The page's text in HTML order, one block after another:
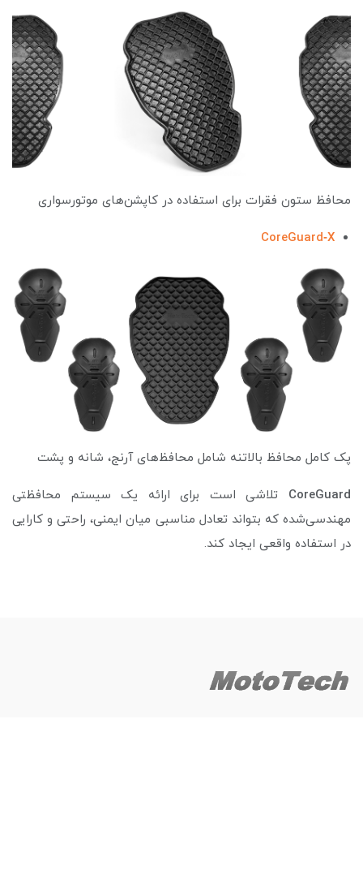
محافظ ستون فقرات برای استفاده در کاپشن‌های موتورسواری
CoreGuard‑X
پک کامل محافظ بالاتنه شامل محافظ‌های آرنج، شانه و پشت
CoreGuard
تلاشی است برای ارائه یک سیستم محافظتی
مهندسی‌شده که بتواند تعادل مناسبی میان ایمنی، راحتی و کارایی
در استفاده واقعی ایجاد کند.